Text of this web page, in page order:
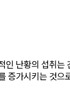
인 난황의 섭취는
증가시키는 것으